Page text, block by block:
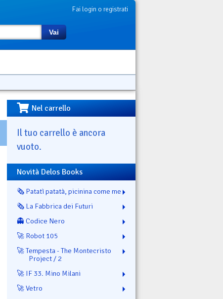
Fai login o registrati
Vai
Nel carrello
Il tuo carrello è ancora
vuoto.
Novità Delos Books
🗞️ Patatì patatà, picinina come me
🗞️ La Fabbrica dei Futuri
👻 Codice Nero
🚀 Robot 105
🚀 Tempesta - The Montecristo
Project / 2
🚀 IF 33. Mino Milani
🚀 Vetro